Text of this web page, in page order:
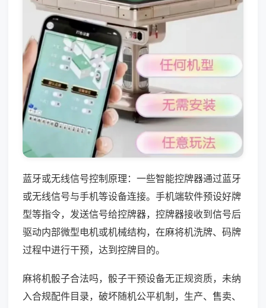
蓝牙或无线信号控制原理：一些智能控牌器通过蓝牙
或无线信号与手机等设备连接。手机端软件预设好牌
型等指令，发送信号给控牌器，控牌器接收到信号后
驱动内部微型电机或机械结构，在麻将机洗牌、码牌
过程中进行干预，达到控牌目的。
麻将机骰子合法吗，骰子干预设备无正规资质，未纳
入合规配件目录，破坏随机公平机制，生产、售卖、